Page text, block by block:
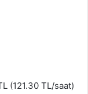
(121.30 TL/saat)